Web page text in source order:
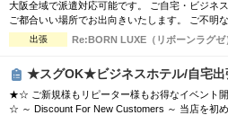
大阪全域で派遣対応可能です。 ご自宅・ビジネスホテ
ご都合いい場所でお出向きいたします。 ご不明な点は何なりとご相談くださいま
せ。 よろしくお願いいたします。
出張 Re:BORN LUXE（リボーンラグゼ
★スグOK★ビジネスホテル/自宅
★☆ ご新規様もリピーター様もお得なイベント開催中 ☆★ ☆【 ご
☆ ～ Discount For New Customers ～ 当店を初